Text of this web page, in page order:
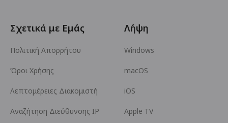
Σχετικά με Εμάς
Πολιτική Απορρήτου
Όροι Χρήσης
Λεπτομέρειες Διακομιστή
Αναζήτηση Διεύθυνσης IP
Λήψη
Windows
macOS
iOS
Apple TV